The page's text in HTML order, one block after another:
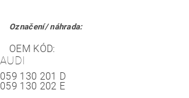
Označení/ náhrada:
OEM KÓD:
AUDI
059 130 201 D
059 130 202 E